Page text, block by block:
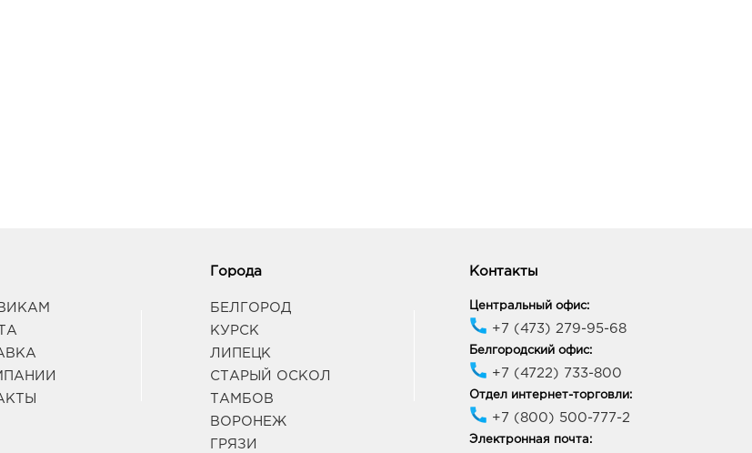
Города
БЕЛГОРОД
КУРСК
ЛИПЕЦК
СТАРЫЙ ОСКОЛ
ТАМБОВ
ВОРОНЕЖ
ГРЯЗИ
Контакты
Центральный офис:
+7 (473) 279-95-68
Белгородский офис:
+7 (4722) 733-800
Отдел интернет-торговли:
+7 (800) 500-777-2
Электронная почта: